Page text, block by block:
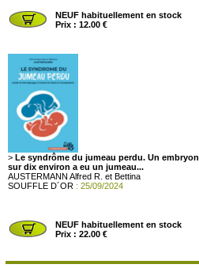
NEUF habituellement en stock
Prix : 12.00 €
> Le syndrôme du jumeau perdu. Un embryon
sur dix environ a eu un jumeau...
AUSTERMANN Alfred R. et Bettina
SOUFFLE D´OR : 25/09/2024
NEUF habituellement en stock
Prix : 22.00 €